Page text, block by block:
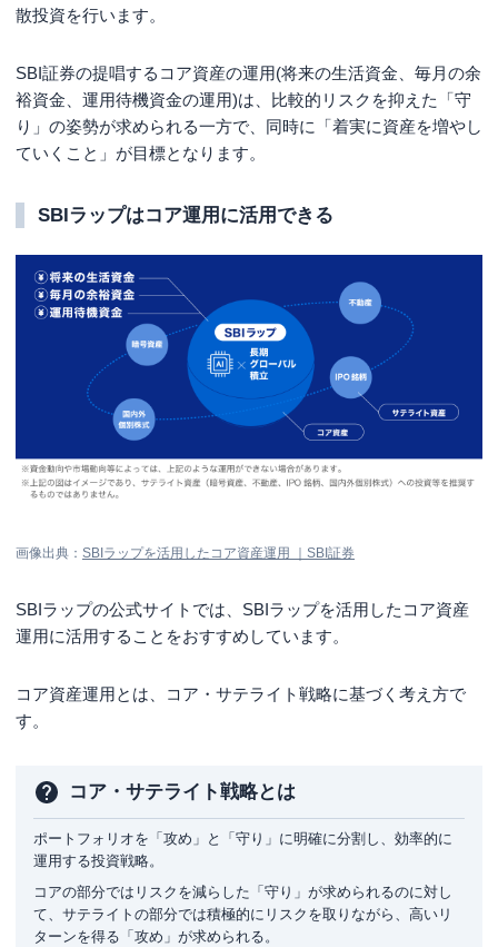
散投資を行います。
SBI証券の提唱するコア資産の運用(将来の生活資金、毎月の余
裕資金、運用待機資金の運用)は、比較的リスクを抑えた「守
り」の姿勢が求められる一方で、同時に「着実に資産を増やし
ていくこと」が目標となります。
SBIラップはコア運用に活用できる
画像出典： SBIラップを活用したコア資産運用 ｜SBI証券
SBIラップの公式サイトでは、SBIラップを活用したコア資産
運用に活用することをおすすめしています。
コア資産運用とは、コア・サテライト戦略に基づく考え方で
す。
コア・サテライト戦略とは
ポートフォリオを「攻め」と「守り」に明確に分割し、効率的に
運用する投資戦略。
コアの部分ではリスクを減らした「守り」が求められるのに対し
て、サテライトの部分では積極的にリスクを取りながら、高いリ
ターンを得る「攻め」が求められる。